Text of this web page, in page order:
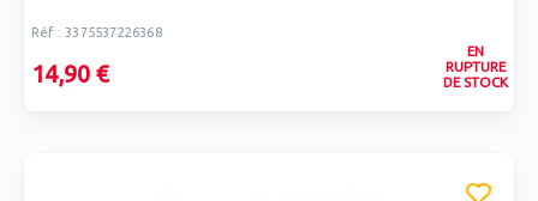
Réf : 3375537226368
14,90 €
EN
RUPTURE
DE STOCK